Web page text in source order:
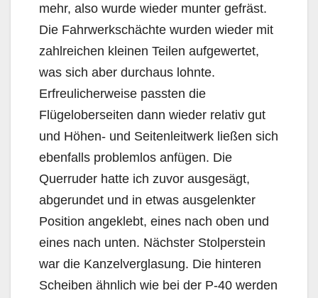
mehr, also wurde wieder munter gefräst.
Die Fahrwerkschächte wurden wieder mit
zahlreichen kleinen Teilen aufgewertet,
was sich aber durchaus lohnte.
Erfreulicherweise passten die
Flügeloberseiten dann wieder relativ gut
und Höhen- und Seitenleitwerk ließen sich
ebenfalls problemlos anfügen. Die
Querruder hatte ich zuvor ausgesägt,
abgerundet und in etwas ausgelenkter
Position angeklebt, eines nach oben und
eines nach unten. Nächster Stolperstein
war die Kanzelverglasung. Die hinteren
Scheiben ähnlich wie bei der P-40 werden